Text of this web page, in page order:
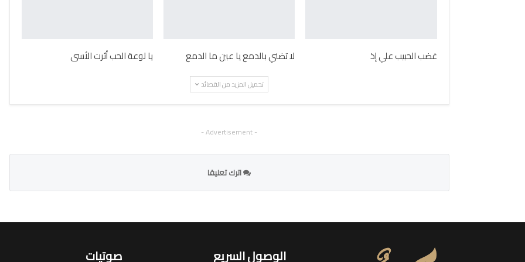
غضب الحبيب علي إذ لا تضني بالدمع يا عين ما الدمع يا لوعة الحب أثرت الأسى
تحميل المزيد من القصائد
- Advertisement -
اترك تعليقا
الوصول السريع صوتيات